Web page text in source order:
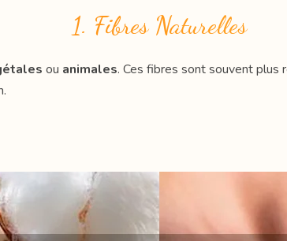
1. Fibres Naturelles
ou animales. Ces fibres sont souvent plus